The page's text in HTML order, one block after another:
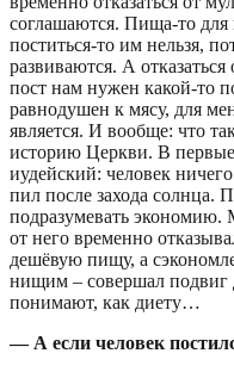
соглашаются. Пища-то для
поститься-то им нельзя,
развиваются. А
пост нам нужен какой-то
равнодушен к мясу, для
является. И вообще: что
историю Церкви. В первые
иудейский: человек
пил после захода солнца.
подразумевать экономию.
от него временно
дешёвую пищу, а
нищим – совершал подвиг
понимают, как диету…
— А если человек